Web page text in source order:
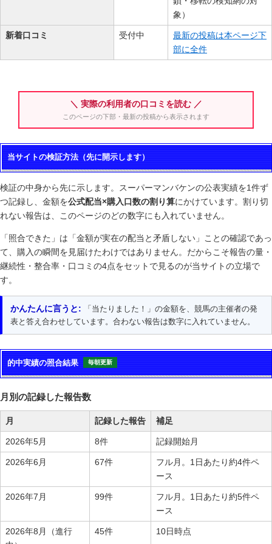
象）
新着口コミ 受付中
最新の投稿は本ページ下
部に全件
＼ 実際の利用者の口コミを読む ／
このページの下部・最新の投稿から表示されます
当サイトの検証方法（先に開示します）
検証の中身から先に示します。スーパーマンバケンの公表実績を1件ず
つ記録し、金額を公式配当×購入口数の割り算にかけています。割り切
れない報告は、このページのどの数字にも入れていません。
「照合できた」は「金額が実在の配当と矛盾しない」ことの確認であっ
て、購入の瞬間を見届けたわけではありません。だからこそ報告の量・
継続性・整合率・口コミの4点をセットで見るのが当サイトの立場で
す。
かんたんに言うと: 「当たりました！」の金額を、競馬の主催者の発
表と答え合わせしています。合わない報告は数字に入れていません。
的中実績の照合結果 毎朝更新
月別の記録した報告数
月 記録した報告 補足
2026年5月 8件 記録開始月
2026年6月 67件
フル月。1日あたり約4件ペ
ース
2026年7月 99件
フル月。1日あたり約5件ペ
ース
2026年8月（進行
45件 10日時点